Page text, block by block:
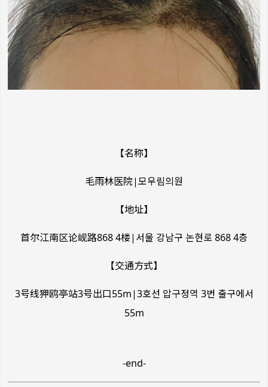
【名称】
毛雨林医院|모우림의원
【地址】
首尔江南区论岘路868 4楼|서울 강남구 논현로 868 4층
【交通方式】
3号线狎鸥亭站3号出口55m|3호선 압구정역 3번 출구에서
55m
-end-